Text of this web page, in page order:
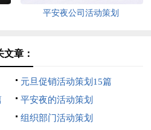
平安夜公司活动策划
文章：
元旦促销活动策划15篇
平安夜的活动策划
组织部门活动策划